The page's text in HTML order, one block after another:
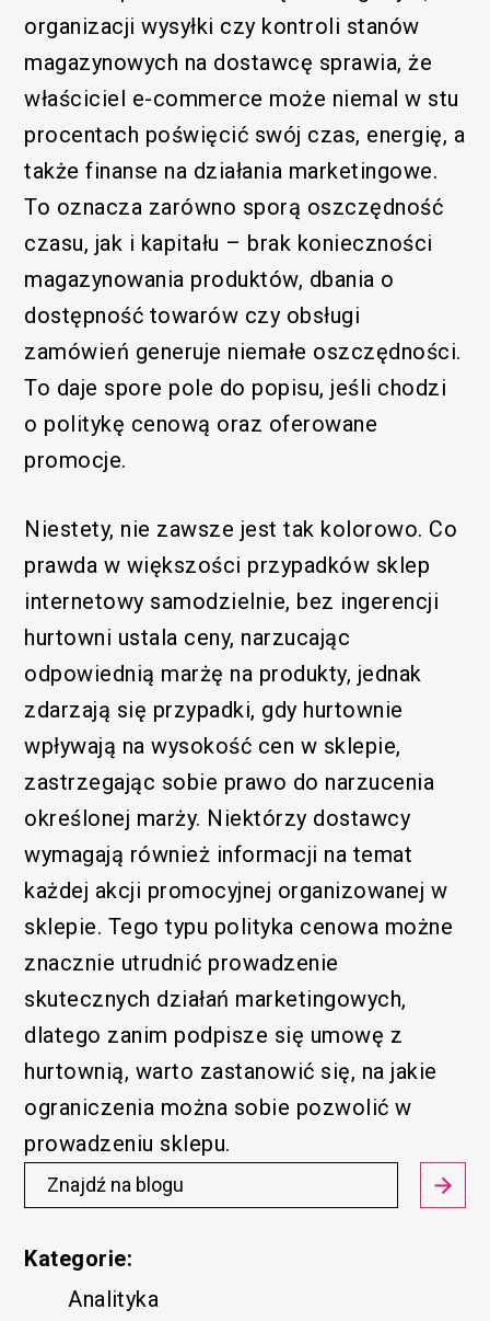
organizacji wysyłki czy kontroli stanów
magazynowych na dostawcę sprawia, że
właściciel e-commerce może niemal w stu
procentach poświęcić swój czas, energię, a
także finanse na działania marketingowe.
To oznacza zarówno sporą oszczędność
czasu, jak i kapitału – brak konieczności
magazynowania produktów, dbania o
dostępność towarów czy obsługi
zamówień generuje niemałe oszczędności.
To daje spore pole do popisu, jeśli chodzi
o politykę cenową oraz oferowane
promocje.
Niestety, nie zawsze jest tak kolorowo. Co
prawda w większości przypadków sklep
internetowy samodzielnie, bez ingerencji
hurtowni ustala ceny, narzucając
odpowiednią marżę na produkty, jednak
zdarzają się przypadki, gdy hurtownie
wpływają na wysokość cen w sklepie,
zastrzegając sobie prawo do narzucenia
określonej marży. Niektórzy dostawcy
wymagają również informacji na temat
każdej akcji promocyjnej organizowanej w
sklepie. Tego typu polityka cenowa możne
znacznie utrudnić prowadzenie
skutecznych działań marketingowych,
dlatego zanim podpisze się umowę z
hurtownią, warto zastanowić się, na jakie
ograniczenia można sobie pozwolić w
prowadzeniu sklepu.
Kategorie:
Analityka